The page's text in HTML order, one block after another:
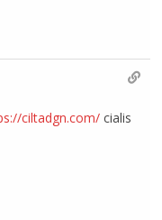
ciltadgn.com/ cialis